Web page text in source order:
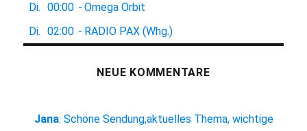
Di.
00:00 - Omega Orbit
Di.
02:00 - RADIO PAX (Whg.)
NEUE KOMMENTARE
Jana:Schöne Sendung,aktuelles Thema, wichtige